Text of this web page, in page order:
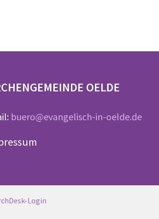
OELDE
buero@evangelisch-in-oelde.de
Login